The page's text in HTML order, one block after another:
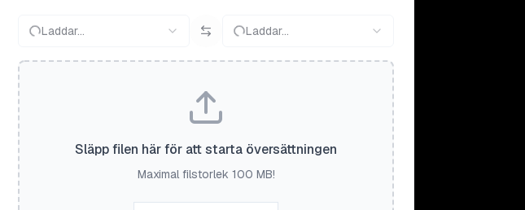
Laddar... Laddar...
Släpp filen här för att starta översättningen
Maximal filstorlek 100 MB!